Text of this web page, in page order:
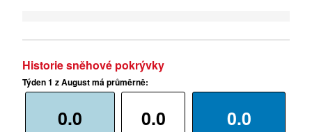
Historie sněhové pokrývky
Týden 1 z August má průměrně:
0.0 0.0 0.0